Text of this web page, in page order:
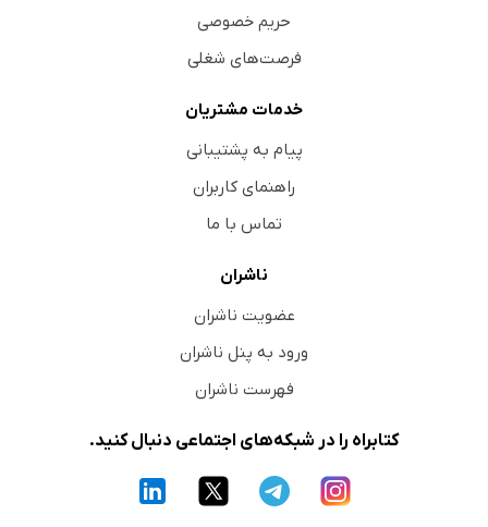
حریم خصوصی
فرصت‌های شغلی
خدمات مشتریان
پیام به پشتیبانی
راهنمای کاربران
تماس با ما
ناشران
عضویت ناشران
ورود به پنل ناشران
فهرست ناشران
کتابراه را در شبکه‌های اجتماعی دنبال کنید.